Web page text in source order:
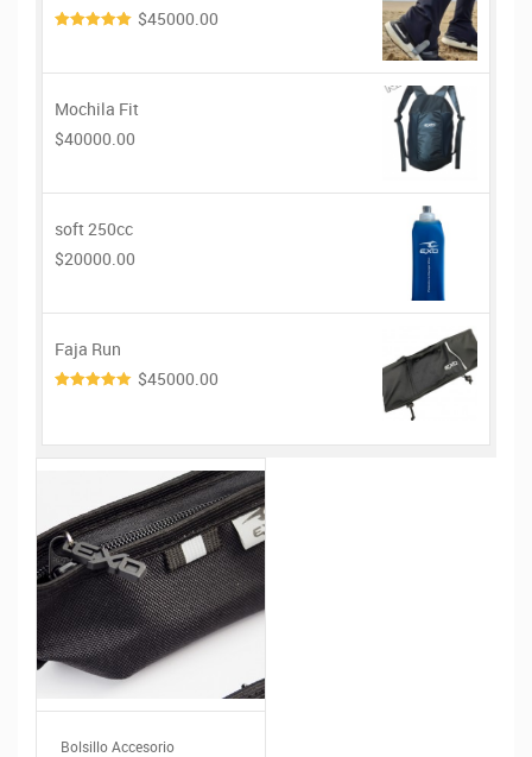
$45000.00
Mochila Fit
$40000.00
soft 250cc
$20000.00
Faja Run
$45000.00
Bolsillo Accesorio